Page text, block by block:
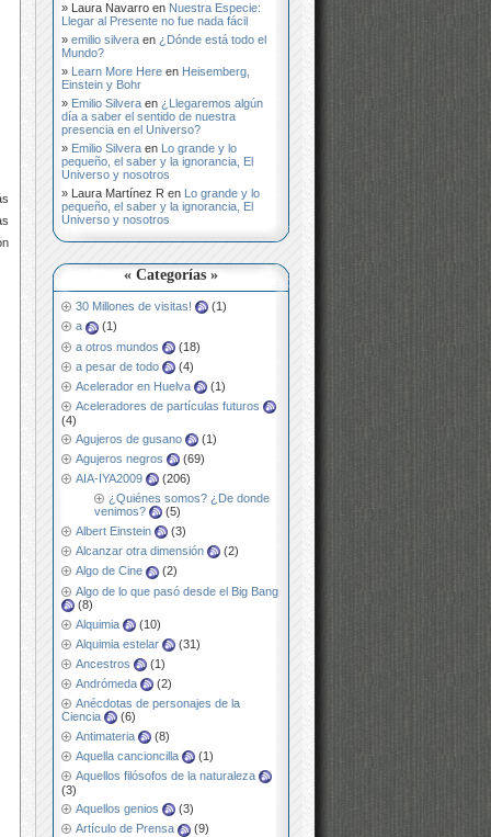
Laura Navarro en Nuestra Especie:
Llegar al Presente no fue nada fácil
emilio silvera en ¿Dónde está todo el
Mundo?
Learn More Here en Heisemberg,
Einstein y Bohr
Emilio Silvera en ¿Llegaremos algún
día a saber el sentido de nuestra
presencia en el Universo?
Emilio Silvera en
Lo grande y lo
pequeño, el saber y la ignorancia, El
Universo y nosotros
Laura Martínez R en
Lo grande y lo
pequeño, el saber y la ignorancia, El
Universo y nosotros
« Categorías »
30 Millones de visitas!
(1)
a
(1)
a otros mundos
(18)
a pesar de todo
(4)
Acelerador en Huelva
(1)
Aceleradores de partículas futuros
(4)
Agujeros de gusano
(1)
Agujeros negros
(69)
AIA-IYA2009
(206)
¿Quiénes somos? ¿De donde
venimos?
(5)
Albert Einstein
(3)
Alcanzar otra dimensión
(2)
Algo de Cine
(2)
Algo de lo que pasó desde el Big Bang
(8)
Alquimia
(10)
Alquimia estelar
(31)
Ancestros
(1)
Andrómeda
(2)
Anécdotas de personajes de la
Ciencia
(6)
Antimateria
(8)
Aquella cancioncilla
(1)
Aquellos filósofos de la naturaleza
(3)
Aquellos genios
(3)
Artículo de Prensa
(9)